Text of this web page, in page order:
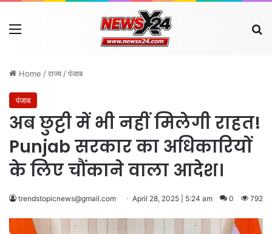
Menu
Home /राज्य /पंजाब
पंजाब
अब छुट्टी में भी नहीं मिलेगी राहत!
Punjab सरकार का अधिकारियों
के लिए चौंकाने वाला आदेश।
trendstopicnews@gmail.com April 28, 2025 | 5:24 am 0 792